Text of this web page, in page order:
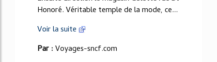
Honoré. Véritable temple de la mode, ce...
Voir la suite
Par :Voyages-sncf.com